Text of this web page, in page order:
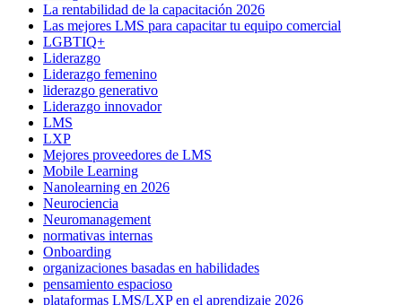
La rentabilidad de la capacitación 2026
Las mejores LMS para capacitar tu equipo comercial
LGBTIQ+
Liderazgo
Liderazgo femenino
liderazgo generativo
Liderazgo innovador
LMS
LXP
Mejores proveedores de LMS
Mobile Learning
Nanolearning en 2026
Neurociencia
Neuromanagement
normativas internas
Onboarding
organizaciones basadas en habilidades
pensamiento espacioso
plataformas LMS/LXP en el aprendizaje 2026